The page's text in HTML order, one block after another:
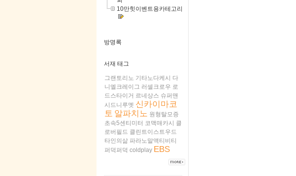
10만힛이벤트용카테고리
방명록
서재 태그
그랜토리노 기타노다케시
다
니엘크레이그 러셀크로우 로
드스타이거 르네상스 슈퍼맨
시드니루멧 신카이마코
토 알파치노 원형탈모증
초속5센티미터 코맥매카시
클
로버필드 클린트이스트우드
타인의삶 파라노말액티비티
퍼덕퍼덕 coldplay EBS